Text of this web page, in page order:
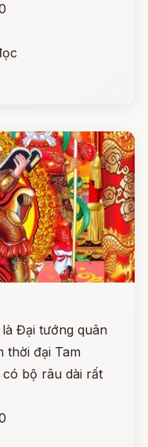
Đại tướng quân
thời đại Tam
bộ râu dài rất